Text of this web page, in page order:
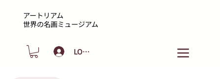
アートリアム
​世界の名画ミュージアム
LOGIN